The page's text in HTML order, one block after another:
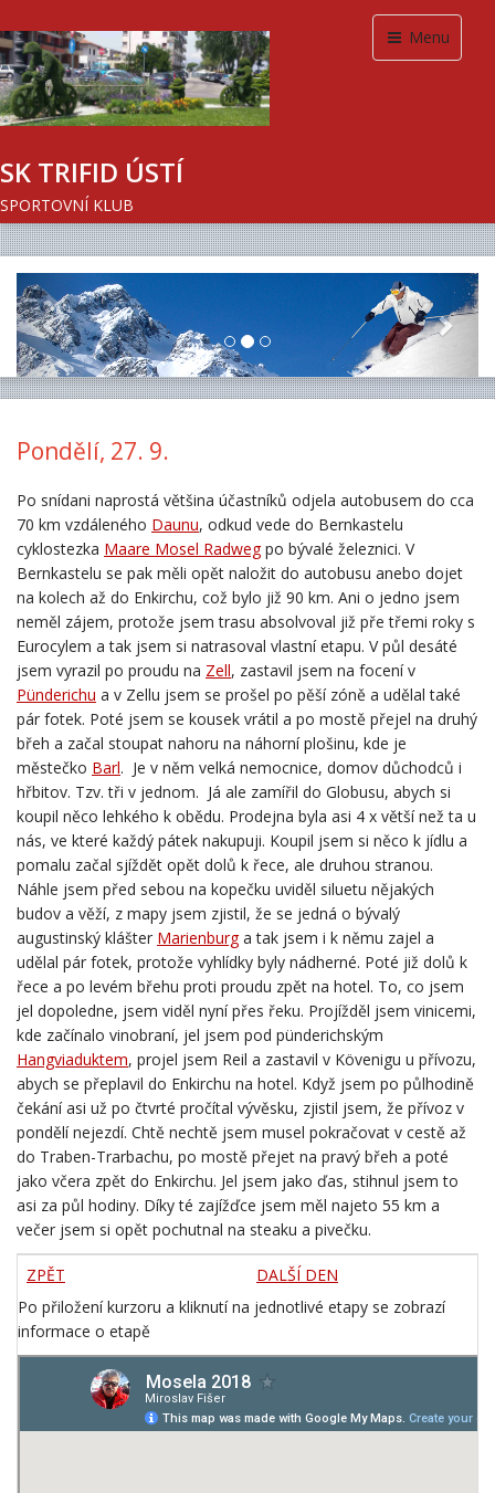
Menu
SK TRIFID ÚSTÍ
SPORTOVNÍ KLUB
Previous Next
Pondělí, 27. 9.
Po snídani naprostá většina účastníků odjela autobusem do cca
70 km vzdáleného Daunu, odkud vede do Bernkastelu
cyklostezka Maare Mosel Radwegpo bývalé železnici. V
Bernkastelu se pak měli opět naložit do autobusu anebo dojet
na kolech až do Enkirchu, což bylo již 90 km. Ani o jedno jsem
neměl zájem, protože jsem trasu absolvoval již pře třemi roky s
Eurocylem a tak jsem si natrasoval vlastní etapu. V půl desáté
jsem vyrazil po proudu na Zell, zastavil jsem na focení v
Pünderichu a v Zellu jsem se prošel po pěší zóně a udělal také
pár fotek. Poté jsem se kousek vrátil a po mostě přejel na druhý
břeh a začal stoupat nahoru na náhorní plošinu, kde je
městečko Barl. Je v něm velká nemocnice, domov důchodců i
hřbitov. Tzv. tři v jednom. Já ale zamířil do Globusu, abych si
koupil něco lehkého k obědu. Prodejna byla asi 4 x větší než ta u
nás, ve které každý pátek nakupuji. Koupil jsem si něco k jídlu a
pomalu začal sjíždět opět dolů k řece, ale druhou stranou.
Náhle jsem před sebou na kopečku uviděl siluetu nějakých
budov a věží, z mapy jsem zjistil, že se jedná o bývalý
augustinský klášter Marienburga tak jsem i k němu zajel a
udělal pár fotek, protože vyhlídky byly nádherné. Poté již dolů k
řece a po levém břehu proti proudu zpět na hotel. To, co jsem
jel dopoledne, jsem viděl nyní přes řeku. Projížděl jsem vinicemi,
kde začínalo vinobraní, jel jsem pod pünderichským
Hangviaduktem, projel jsem Reil a zastavil v Kövenigu u přívozu,
abych se přeplavil do Enkirchu na hotel. Když jsem po půlhodině
čekání asi už po čtvrté pročítal vývěsku, zjistil jsem, že přívoz v
pondělí nejezdí. Chtě nechtě jsem musel pokračovat v cestě až
do Traben-Trarbachu, po mostě přejet na pravý břeh a poté
jako včera zpět do Enkirchu. Jel jsem jako ďas, stihnul jsem to
asi za půl hodiny. Díky té zajížďce jsem měl najeto 55 km a
večer jsem si opět pochutnal na steaku a pivečku.
ZPĚT
DALŠÍ DEN
Po přiložení kurzoru a kliknutí na jednotlivé etapy se zobrazí
informace o etapě